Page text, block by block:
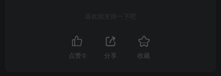
喜欢就支持一下吧
点赞 0 分享 收藏